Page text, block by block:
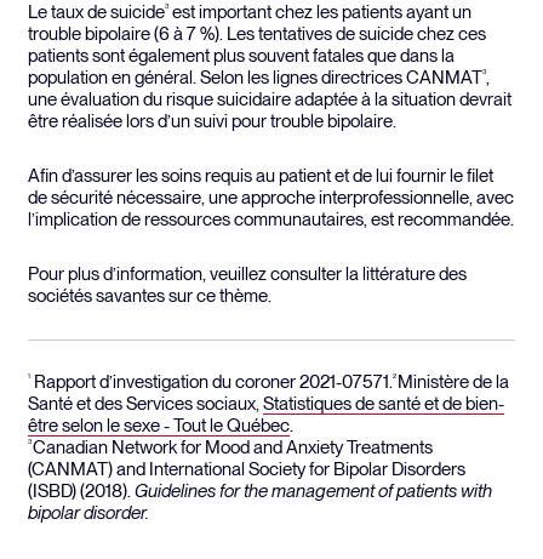
Le taux de suicide3est important chez les patients ayant un
trouble bipolaire (6 à 7 %). Les tentatives de suicide chez ces
patients sont également plus souvent fatales que dans la
population en général. Selon les lignes directrices CANMAT3,
une évaluation du risque suicidaire adaptée à la situation devrait
être réalisée lors d’un suivi pour trouble bipolaire.
Afin d’assurer les soins requis au patient et de lui fournir le filet
de sécurité nécessaire, une approche interprofessionnelle, avec
l’implication de ressources communautaires, est recommandée.
Pour plus d’information, veuillez consulter la littérature des
sociétés savantes sur ce thème.
1 Rapport d’investigation du coroner 2021-07571.2 Ministère de la
Santé et des Services sociaux,Statistiques de santé et de bien-
être selon le sexe - Tout le Québec.
3Canadian Network for Mood and Anxiety Treatments
(CANMAT) and International Society for Bipolar Disorders
(ISBD) (2018).Guidelines for the management of patients with
bipolar disorder.